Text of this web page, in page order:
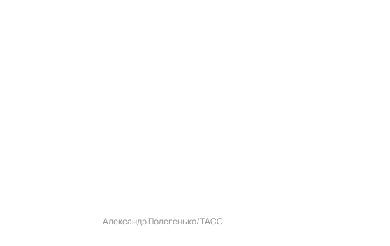
Александр Полегенько/ТАСС